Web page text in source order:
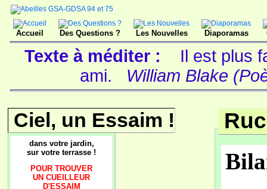
Accueil Des Questions ? Les Nouvelles Diaporamas
Texte à méditer :
Il est plus
ami.
William Blake
Ciel, un Essaim !
dans votre jardin,
sur votre terrasse !
POUR TROUVER
UN CUEILLEUR
D'ESSAIM